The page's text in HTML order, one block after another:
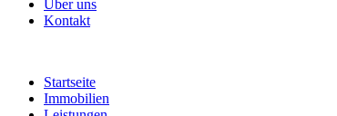
Über uns
Kontakt
Startseite
Immobilien